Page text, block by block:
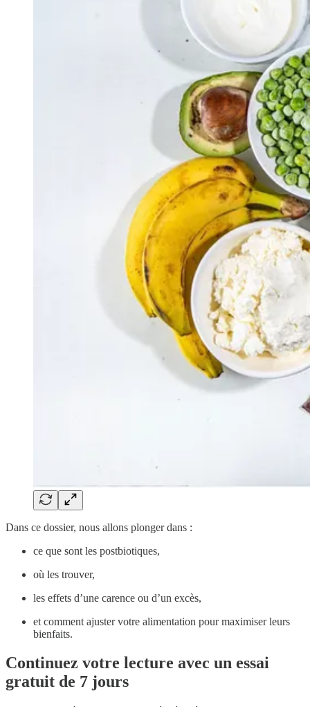
Dans ce dossier, nous allons plonger dans :
ce que sont les postbiotiques,
où les trouver,
les effets d’une carence ou d’un excès,
et comment ajuster votre alimentation pour maximiser leurs
bienfaits.
Continuez votre lecture avec un essai
gratuit de 7 jours